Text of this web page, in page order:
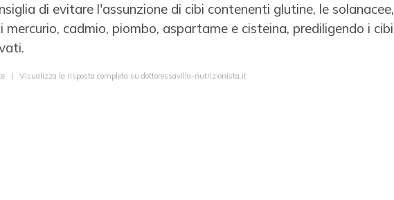
di evitare l'assunzione di cibi contenenti glutine, le solanacee,
cadmio, piombo, aspartame e cisteina, prediligendo i cibi
| Visualizza la risposta completa su dottoressavilla-nutrizionista.it